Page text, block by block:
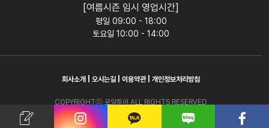
[여름시즌 임시 영업시간]
평일 09:00 - 18:00
토요일 10:00 - 14:00
회사소개 오시는길 이용약관| 개인정보처리방침
COPYRIGHTⓒ 로얄투어 ALL RIGHTS RESERVED